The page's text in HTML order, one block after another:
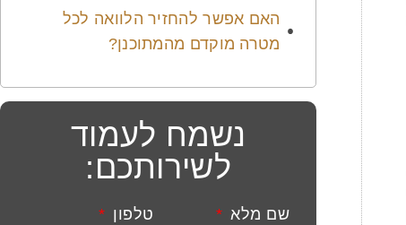
האם אפשר להחזיר הלוואה לכל
מטרה מוקדם מהמתוכנן?
נשמח לעמוד
לשירותכם:
שם מלא טלפון